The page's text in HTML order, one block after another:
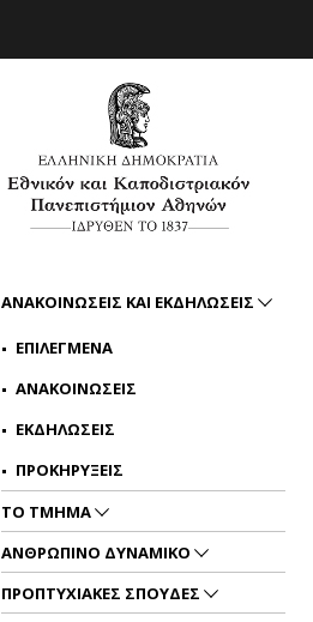
ΑΝΑΚΟΙΝΩΣΕΙΣ ΚΑΙ ΕΚΔΗΛΩΣΕΙΣ
ΕΠΙΛΕΓΜΕΝΑ
ΑΝΑΚΟΙΝΩΣΕΙΣ
ΕΚΔΗΛΩΣΕΙΣ
ΠΡΟΚΗΡΥΞΕΙΣ
ΤΟ ΤΜΗΜΑ
ΑΝΘΡΩΠΙΝΟ ΔΥΝΑΜΙΚΟ
ΠΡΟΠΤΥΧΙΑΚΕΣ ΣΠΟΥΔΕΣ